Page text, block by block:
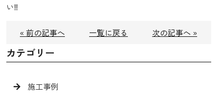
い‼️
« 前の記事へ 一覧に戻る 次の記事へ »
カテゴリー
施工事例